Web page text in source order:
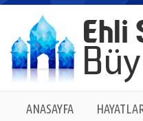
ANASAYFA